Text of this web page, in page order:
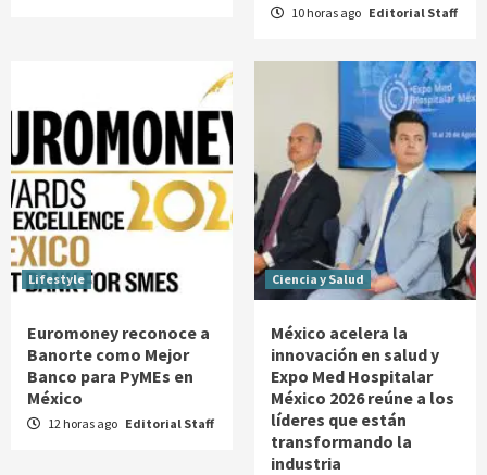
10 horas ago Editorial Staff
Lifestyle
Euromoney reconoce a
Banorte como Mejor
Banco para PyMEs en
México
12 horas ago Editorial Staff
Ciencia y Salud
México acelera la
innovación en salud y
Expo Med Hospitalar
México 2026 reúne a los
líderes que están
transformando la
industria